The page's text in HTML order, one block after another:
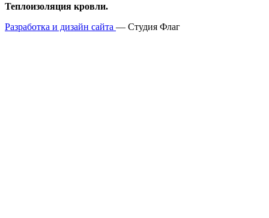
Теплоизоляция кровли.
Разработка и дизайн сайта — Студия Флаг